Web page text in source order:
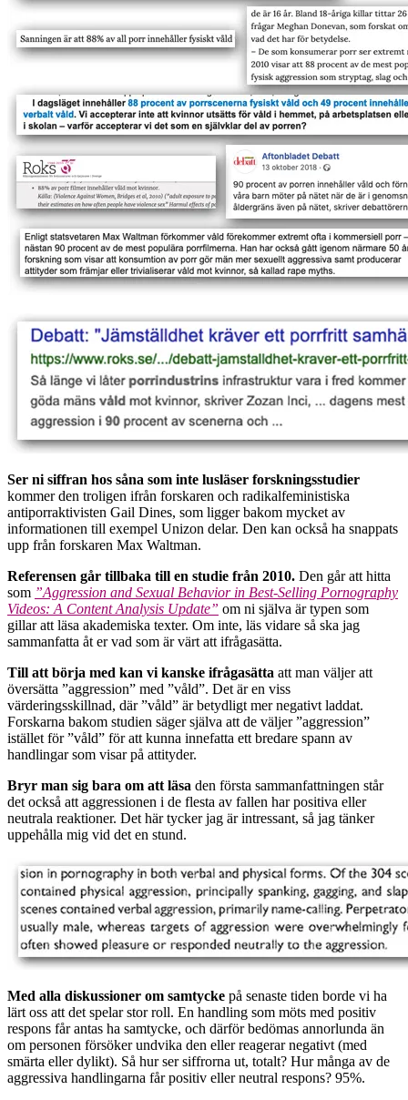
Ser ni siffran hos såna som inte lusläser forskningsstudier
kommer den troligen ifrån forskaren och radikalfeministiska
antiporraktivisten Gail Dines, som ligger bakom mycket av
informationen till exempel Unizon delar. Den kan också ha snappats
upp från forskaren Max Waltman.
Referensen går tillbaka till en studie från 2010. Den går att hitta
som ”Aggression and Sexual Behavior in Best-Selling Pornography
Videos: A Content Analysis Update” om ni själva är typen som
gillar att läsa akademiska texter. Om inte, läs vidare så ska jag
sammanfatta åt er vad som är värt att ifrågasätta.
Till att börja med kan vi kanske ifrågasätta att man väljer att
översätta ”aggression” med ”våld”. Det är en viss
värderingsskillnad, där ”våld” är betydligt mer negativt laddat.
Forskarna bakom studien säger själva att de väljer ”aggression”
istället för ”våld” för att kunna innefatta ett bredare spann av
handlingar som visar på attityder.
Bryr man sig bara om att läsa den första sammanfattningen står
det också att aggressionen i de flesta av fallen har positiva eller
neutrala reaktioner. Det här tycker jag är intressant, så jag tänker
uppehålla mig vid det en stund.
Med alla diskussioner om samtycke på senaste tiden borde vi ha
lärt oss att det spelar stor roll. En handling som möts med positiv
respons får antas ha samtycke, och därför bedömas annorlunda än
om personen försöker undvika den eller reagerar negativt (med
smärta eller dylikt). Så hur ser siffrorna ut, totalt? Hur många av de
aggressiva handlingarna får positiv eller neutral respons? 95%.